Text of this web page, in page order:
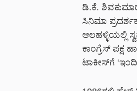
ಡಿ.ಕೆ.
ಸಿನಿಮಾ
ಆಲಹಳ್ಳಿಯಲ್ಲಿ
ಕಾಂಗ್ರೆಸ್
ಟಾಕೀಸ್‌ಗೆ